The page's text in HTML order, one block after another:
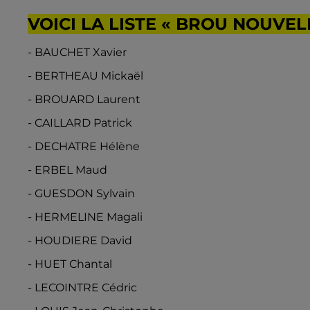
VOICI LA LISTE « BROU
- BAUCHET Xavier
- BERTHEAU Mickaël
- BROUARD Laurent
- CAILLARD Patrick
- DECHATRE Hélène
- ERBEL Maud
- GUESDON Sylvain
- HERMELINE Magali
- HOUDIERE David
- HUET Chantal
- LECOINTRE Cédric